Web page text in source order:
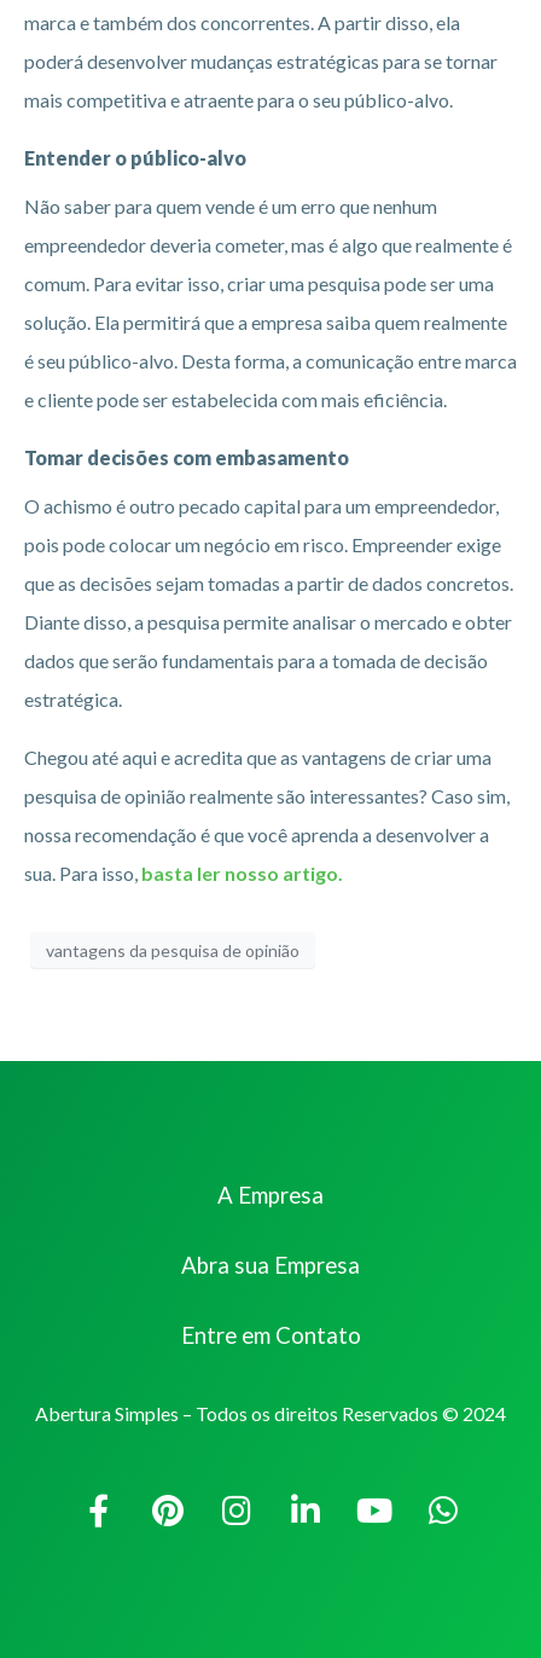
marca e também dos concorrentes. A partir disso, ela
poderá desenvolver mudanças estratégicas para se tornar
mais competitiva e atraente para o seu público-alvo.
Entender o público-alvo
Não saber para quem vende é um erro que nenhum
empreendedor deveria cometer, mas é algo que realmente é
comum. Para evitar isso, criar uma pesquisa pode ser uma
solução. Ela permitirá que a empresa saiba quem realmente
é seu público-alvo. Desta forma, a comunicação entre marca
e cliente pode ser estabelecida com mais eficiência.
Tomar decisões com embasamento
O achismo é outro pecado capital para um empreendedor,
pois pode colocar um negócio em risco. Empreender exige
que as decisões sejam tomadas a partir de dados concretos.
Diante disso, a pesquisa permite analisar o mercado e obter
dados que serão fundamentais para a tomada de decisão
estratégica.
Chegou até aqui e acredita que as vantagens de criar uma
pesquisa de opinião realmente são interessantes? Caso sim,
nossa recomendação é que você aprenda a desenvolver a
sua. Para isso, basta ler nosso artigo.
vantagens da pesquisa de opinião
A Empresa
Abra sua Empresa
Entre em Contato
Abertura Simples – Todos os direitos Reservados © 2024